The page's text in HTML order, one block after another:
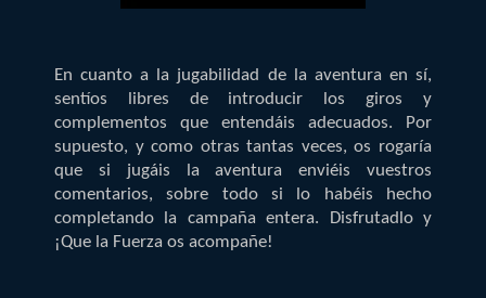
En cuanto a la jugabilidad de la aventura en sí,
sentíos libres de introducir los giros y
complementos que entendáis adecuados. Por
supuesto, y como otras tantas veces, os rogaría
que si jugáis la aventura enviéis vuestros
comentarios, sobre todo si lo habéis hecho
completando la campaña entera. Disfrutadlo y
¡Que la Fuerza os acompañe!